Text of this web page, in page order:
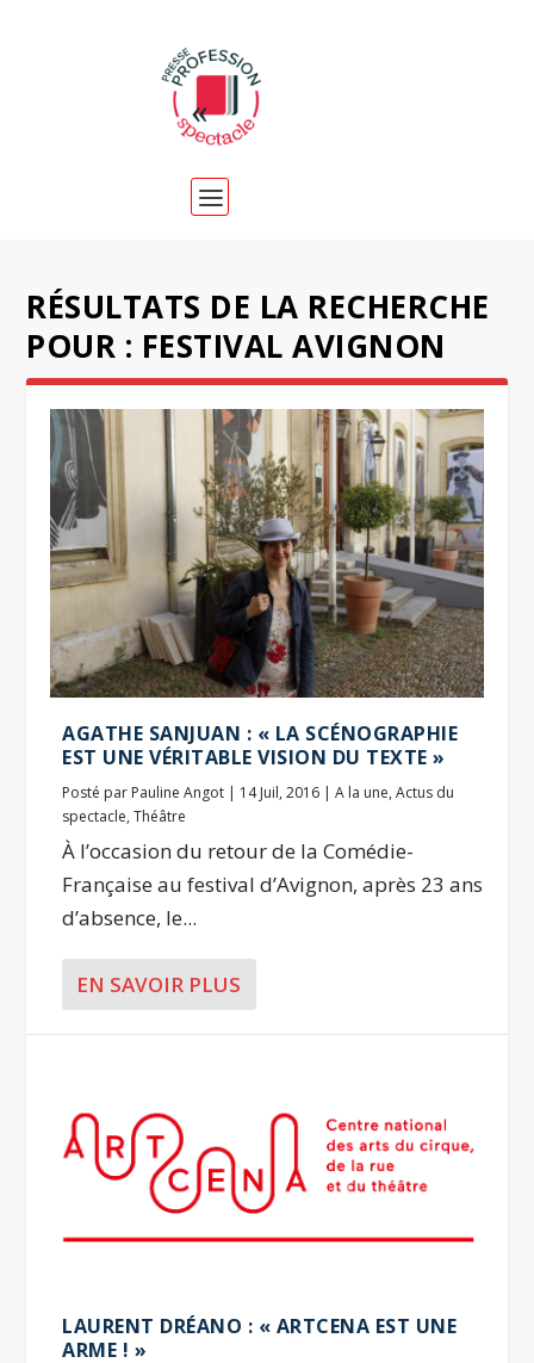
RÉSULTATS DE LA RECHERCHE
POUR : FESTIVAL AVIGNON
AGATHE SANJUAN : « LA SCÉNOGRAPHIE
EST UNE VÉRITABLE VISION DU TEXTE »
Posté par Pauline Angot | 14 Juil, 2016 |A la une,Actus du
spectacle,Théâtre
À l’occasion du retour de la Comédie-
Française au festival d’Avignon, après 23 ans
d’absence, le...
EN SAVOIR PLUS
LAURENT DRÉANO : « ARTCENA EST UNE
ARME ! »